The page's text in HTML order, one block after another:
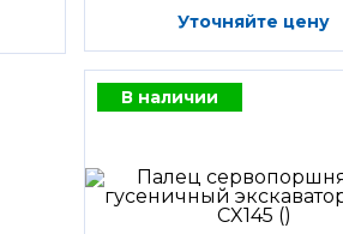
Уточняйте цену
В наличии